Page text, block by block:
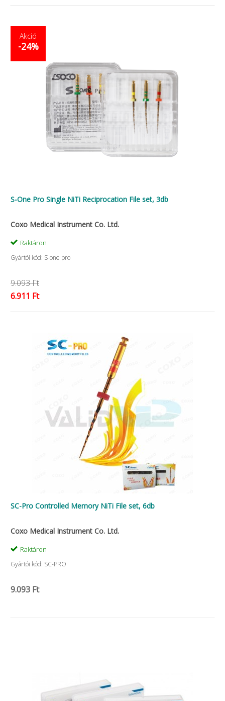
Akció
-24%
S-One Pro Single NiTi Reciprocation File set, 3db
Coxo Medical Instrument Co. Ltd.
Raktáron
Gyártói kód: S-one pro
9.093 Ft
6.911 Ft
SC-Pro Controlled Memory NiTi File set, 6db
Coxo Medical Instrument Co. Ltd.
Raktáron
Gyártói kód: SC-PRO
9.093 Ft